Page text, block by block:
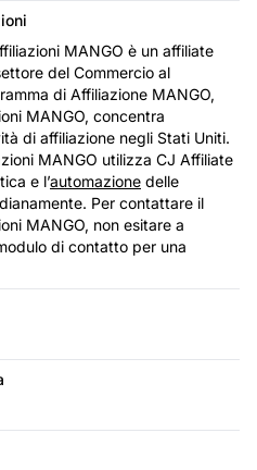
MANGO è un affiliate
del Commercio al
di Affiliazione MANGO,
MANGO, concentra
di affiliazione negli Stati Uniti.
MANGO utilizza CJ Affiliate
e l’automazione delle
Per contattare il
MANGO, non esitare a
di contatto per una